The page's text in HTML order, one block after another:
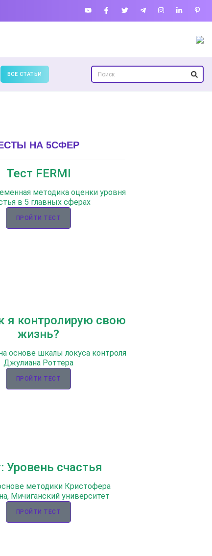
ВСЕ СТАТЬИ
НА 5СФЕР
Тест FERMI
методика оценки уровня
в 5 главных сферах
ПРОЙТИ ТЕСТ
я контролирую свою
жизнь?
основе шкалы локуса контроля
Джулиана Роттера
ПРОЙТИ ТЕСТ
Уровень счастья
методики Кристофера
Мичиганский университет
ПРОЙТИ ТЕСТ